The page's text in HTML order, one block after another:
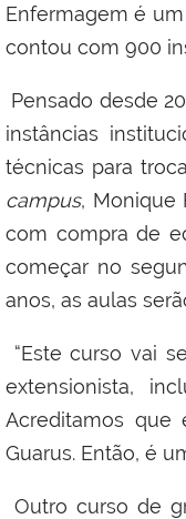
Enfermagem é
contou com 900
Pensado desde
instâncias
técnicas para
campus, Monique
com compra de
começar no
anos, as aulas
“Este curso vai
extensionista,
Acreditamos
Guarus. Então, é
Outro curso de